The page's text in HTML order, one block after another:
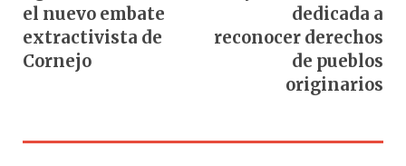
el nuevo embate
extractivista de
Cornejo
dedicada a
reconocer derechos
de pueblos
originarios